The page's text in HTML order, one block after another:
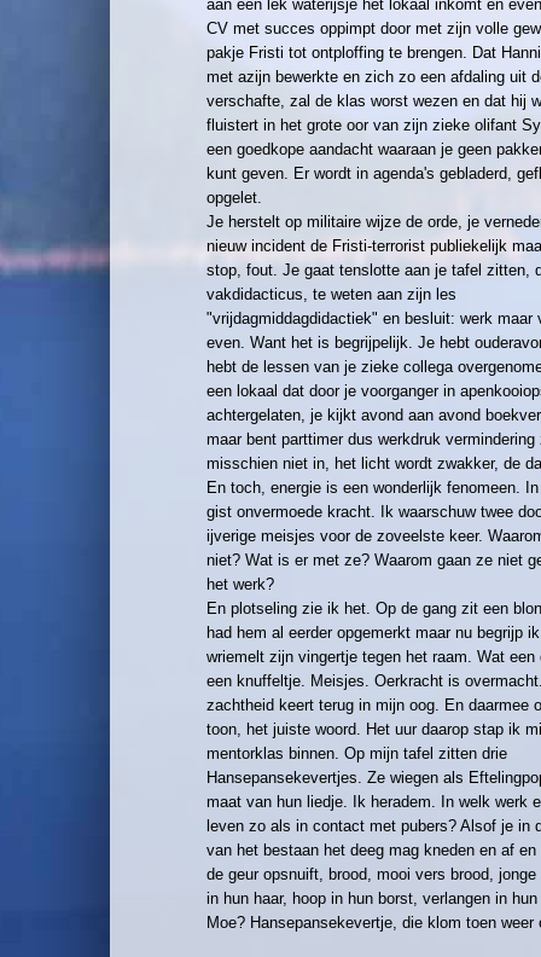
aan een lek waterijsje het lokaal inkomt en
CV met succes oppimpt door met zijn volle
pakje Fristi tot ontploffing te brengen. Dat
met azijn bewerkte en zich zo een afdaling uit
verschafte, zal de klas worst wezen en dat hij
fluistert in het grote oor van zijn zieke olifant
een goedkope aandacht waaraan je geen
kunt geven. Er wordt in agenda's gebladerd,
opgelet.
Je herstelt op militaire wijze de orde, je
nieuw incident de Fristi-terrorist publiekelijk
stop, fout. Je gaat tenslotte aan je tafel zitten,
vakdidacticus, te weten aan zijn les
"vrijdagmiddagdidactiek" en besluit: werk maar
even. Want het is begrijpelijk. Je hebt
hebt de lessen van je zieke collega
een lokaal dat door je voorganger in
achtergelaten, je kijkt avond aan avond
maar bent parttimer dus werkdruk vermindering
misschien niet in, het licht wordt zwakker, de
En toch, energie is een wonderlijk fenomeen.
gist onvermoede kracht. Ik waarschuw twee
ijverige meisjes voor de zoveelste keer.
niet? Wat is er met ze? Waarom gaan ze niet
het werk?
En plotseling zie ik het. Op de gang zit een
had hem al eerder opgemerkt maar nu begrijp
wriemelt zijn vingertje tegen het raam. Wat een
een knuffeltje. Meisjes. Oerkracht is
zachtheid keert terug in mijn oog. En daarmee
toon, het juiste woord. Het uur daarop stap ik
mentorklas binnen. Op mijn tafel zitten drie
Hansepansekevertjes. Ze wiegen als
maat van hun liedje. Ik heradem. In welk werk
leven zo als in contact met pubers? Alsof je in
van het bestaan het deeg mag kneden en af en
de geur opsnuift, brood, mooi vers brood,
in hun haar, hoop in hun borst, verlangen in
Moe? Hansepansekevertje, die klom toen weer